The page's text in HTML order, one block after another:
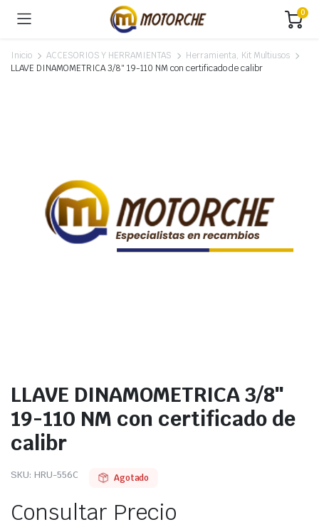
0
Inicio ACCESORIOS Y HERRAMIENTAS
Herramienta, Kit Multiusos
LLAVE DINAMOMETRICA 3/8″ 19-110 NM con certificado de calibr
LLAVE DINAMOMETRICA 3/8″
19-110 NM con certificado de
calibr
SKU: HRU-556C Agotado
Consultar Precio